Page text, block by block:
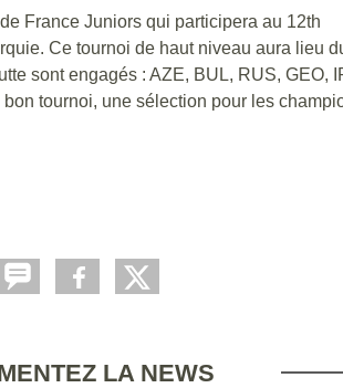
France Juniors qui participera au 12th
Ce tournoi de haut niveau aura lieu
sont engagés : AZE, BUL, RUS, GEO,
tournoi, une sélection pour les
LA NEWS